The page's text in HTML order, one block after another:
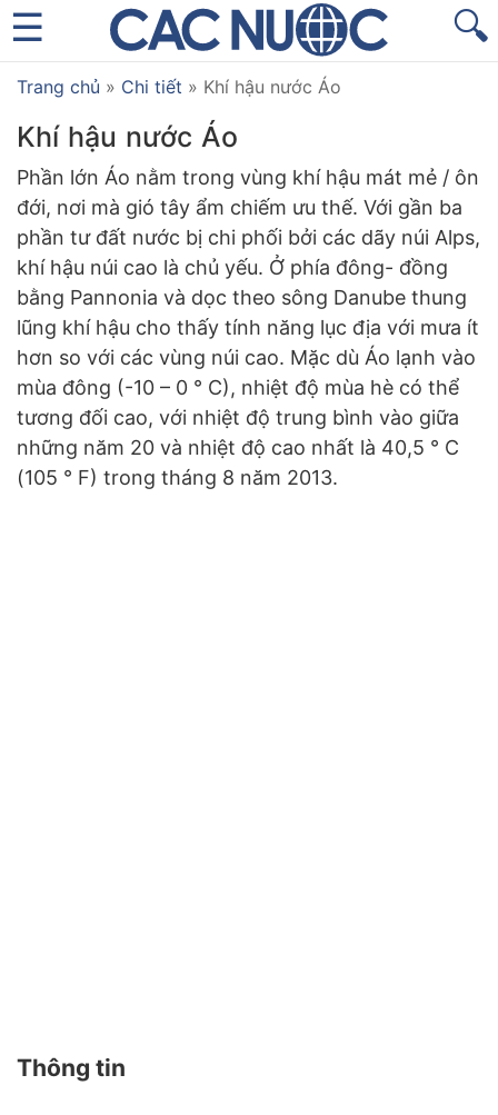
🔍
Trang chủ » Chi tiết » Khí hậu nước Áo
Khí hậu nước Áo
Phần lớn Áo nằm trong vùng khí hậu mát mẻ / ôn
đới, nơi mà gió tây ẩm chiếm ưu thế. Với gần ba
phần tư đất nước bị chi phối bởi các dãy núi Alps,
khí hậu núi cao là chủ yếu. Ở phía đông- đồng
bằng Pannonia và dọc theo sông Danube thung
lũng khí hậu cho thấy tính năng lục địa với mưa ít
hơn so với các vùng núi cao. Mặc dù Áo lạnh vào
mùa đông (-10 – 0 ° C), nhiệt độ mùa hè có thể
tương đối cao, với nhiệt độ trung bình vào giữa
những năm 20 và nhiệt độ cao nhất là 40,5 ° C
(105 ° F) trong tháng 8 năm 2013.
Thông tin